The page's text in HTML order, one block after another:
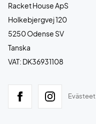
Racket House ApS
Holkebjergvej 120
5250 Odense SV
Tanska
VAT: DK36931108
Evästeet